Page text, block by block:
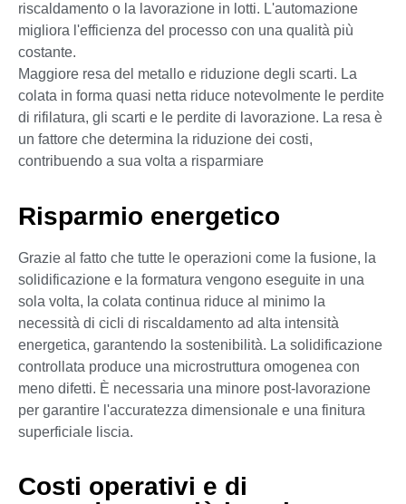
riscaldamento o la lavorazione in lotti. L'automazione
migliora l'efficienza del processo con una qualità più
costante.
Maggiore resa del metallo e riduzione degli scarti. La
colata in forma quasi netta riduce notevolmente le perdite
di rifilatura, gli scarti e le perdite di lavorazione. La resa è
un fattore che determina la riduzione dei costi,
contribuendo a sua volta a risparmiare
Risparmio energetico
Grazie al fatto che tutte le operazioni come la fusione, la
solidificazione e la formatura vengono eseguite in una
sola volta, la colata continua riduce al minimo la
necessità di cicli di riscaldamento ad alta intensità
energetica, garantendo la sostenibilità. La solidificazione
controllata produce una microstruttura omogenea con
meno difetti. È necessaria una minore post-lavorazione
per garantire l'accuratezza dimensionale e una finitura
superficiale liscia.
Costi operativi e di